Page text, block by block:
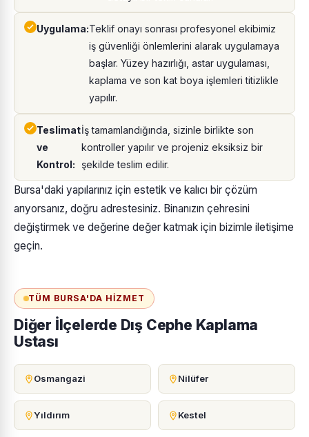
Uygulama:Teklif onayı sonrası profesyonel ekibimiz
iş güvenliği önlemlerini alarak uygulamaya
başlar. Yüzey hazırlığı, astar uygulaması,
kaplama ve son kat boya işlemleri titizlikle
yapılır.
Teslimat
ve
Kontrol:
İş tamamlandığında, sizinle birlikte son
kontroller yapılır ve projeniz eksiksiz bir
şekilde teslim edilir.
Bursa'daki yapılarınız için estetik ve kalıcı bir çözüm
arıyorsanız, doğru adrestesiniz. Binanızın çehresini
değiştirmek ve değerine değer katmak için bizimle iletişime
geçin.
TÜM BURSA'DA HIZMET
Diğer İlçelerde Dış Cephe Kaplama
Ustası
Osmangazi Nilüfer
Yıldırım Kestel